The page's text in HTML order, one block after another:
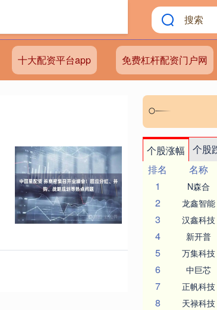
十大配资平台app 免费杠杆配资门户网
个股涨幅 个股
排名
名称
1
N森合
2 龙鑫智能
3 汉鑫科技
4 新开普
5 万集科技
6 中巨芯
7 正帆科技
8 天禄科技